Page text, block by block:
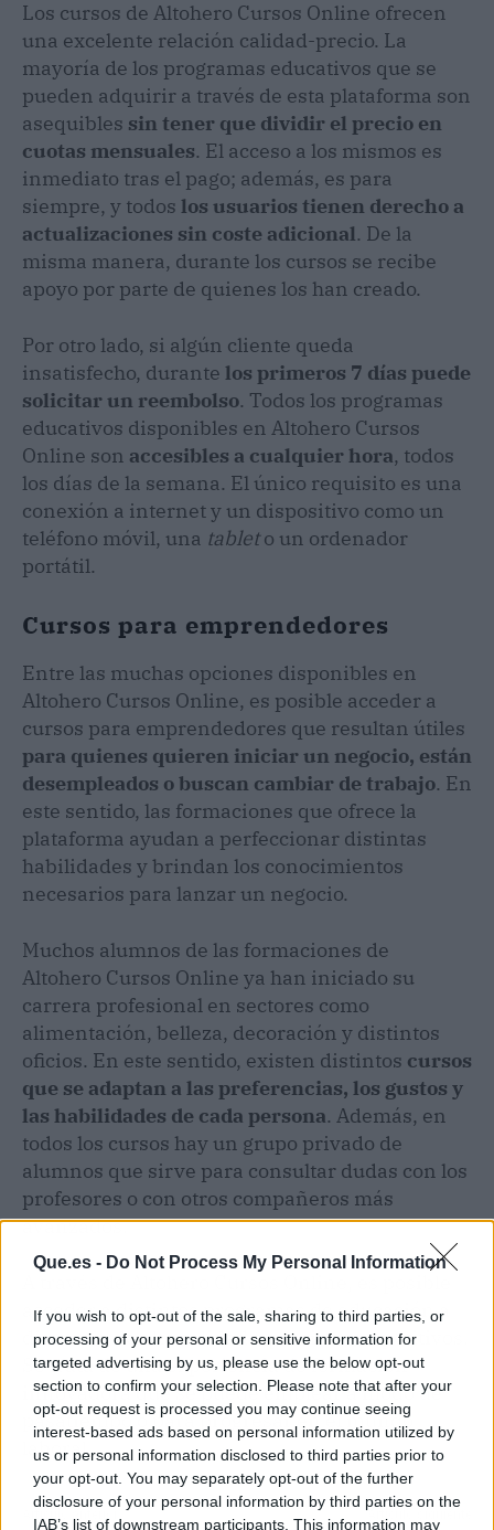
Que.es - Do Not Process My Personal Information
If you wish to opt-out of the sale, sharing to third parties, or
processing of your personal or sensitive information for
targeted advertising by us, please use the below opt-out
section to confirm your selection. Please note that after your
opt-out request is processed you may continue seeing
interest-based ads based on personal information utilized by
us or personal information disclosed to third parties prior to
your opt-out. You may separately opt-out of the further
disclosure of your personal information by third parties on the
IAB’s list of downstream participants. This information may
Los cursos de Altohero Cursos Online ofrecen
una excelente relación calidad-precio. La
mayoría de los programas educativos que se
pueden adquirir a través de esta plataforma son
asequibles sin tener que dividir el precio en
cuotas mensuales. El acceso a los mismos es
inmediato tras el pago; además, es para
siempre, y todos los usuarios tienen derecho a
actualizaciones sin coste adicional. De la
misma manera, durante los cursos se recibe
apoyo por parte de quienes los han creado.
Por otro lado, si algún cliente queda
insatisfecho, durante los primeros 7 días puede
solicitar un reembolso. Todos los programas
educativos disponibles en Altohero Cursos
Online son accesibles a cualquier hora, todos
los días de la semana. El único requisito es una
conexión a internet y un dispositivo como un
teléfono móvil, una tableto un ordenador
portátil.
Cursos para emprendedores
Entre las muchas opciones disponibles en
Altohero Cursos Online, es posible acceder a
cursos para emprendedores que resultan útiles
para quienes quieren iniciar un negocio, están
desempleados o buscan cambiar de trabajo. En
este sentido, las formaciones que ofrece la
plataforma ayudan a perfeccionar distintas
habilidades y brindan los conocimientos
necesarios para lanzar un negocio.
Muchos alumnos de las formaciones de
Altohero Cursos Online ya han iniciado su
carrera profesional en sectores como
alimentación, belleza, decoración y distintos
oficios. En este sentido, existen distintos cursos
que se adaptan a las preferencias, los gustos y
las habilidades de cada persona. Además, en
todos los cursos hay un grupo privado de
alumnos que sirve para consultar dudas con los
profesores o con otros compañeros más
avanzados.
acceder a distintos programas de educación a
distancia de alta calidad a precios competitivos.
Se trata de una experiencia de formación
innovadora que se puede emplear a modo de
pasatiempo o para progresar en el mundo
laboral.
Artículo siguiente